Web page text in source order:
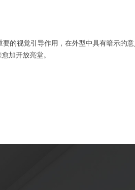
的视觉引导作用，在外型中具有暗示的
加开放亮堂。